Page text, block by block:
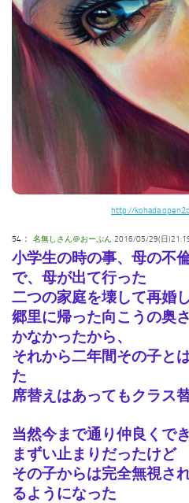
http://
54 ： 名無しさん＠おーぷん 2016/05/29(日
小学生の時の事、母の不
で、母が出て行った
二つの家庭を壊して再婚
郷里に帰った向こうの奥
かなかったから、
それから二年間その子と
た
席替えはあってもクラス
当然今まで通り仲良くで
まずい止まりだったけど
その子からは完全無視さ
るようになった